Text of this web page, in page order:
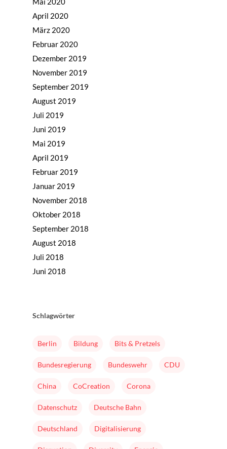
April 2020
März 2020
Februar 2020
Dezember 2019
November 2019
September 2019
August 2019
Juli 2019
Juni 2019
Mai 2019
April 2019
Februar 2019
Januar 2019
November 2018
Oktober 2018
September 2018
August 2018
Juli 2018
Juni 2018
Schlagwörter
Berlin Bildung Bits & Pretzels
Bundesregierung Bundeswehr CDU
China CoCreation Corona
Datenschutz Deutsche Bahn
Deutschland Digitalisierung